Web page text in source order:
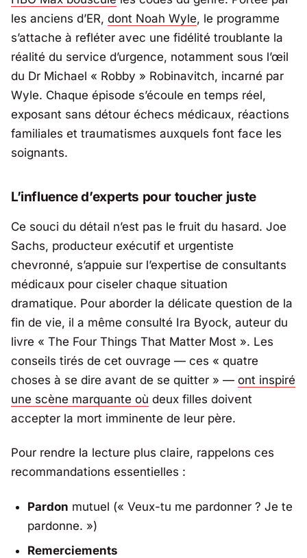
les anciens d’ER, dont Noah Wyle, le programme
s’attache à refléter avec une fidélité troublante la
réalité du service d’urgence, notamment sous l’œil
du Dr Michael « Robby » Robinavitch, incarné par
Wyle. Chaque épisode s’écoule en temps réel,
exposant sans détour échecs médicaux, réactions
familiales et traumatismes auxquels font face les
soignants.
L’influence d’experts pour toucher juste
Ce souci du détail n’est pas le fruit du hasard. Joe
Sachs, producteur exécutif et urgentiste
chevronné, s’appuie sur l’expertise de consultants
médicaux pour ciseler chaque situation
dramatique. Pour aborder la délicate question de la
fin de vie, il a même consulté Ira Byock, auteur du
livre « The Four Things That Matter Most ». Les
conseils tirés de cet ouvrage — ces « quatre
choses à se dire avant de se quitter » — ont inspiré
une scène marquante où deux filles doivent
accepter la mort imminente de leur père.
Pour rendre la lecture plus claire, rappelons ces
recommandations essentielles :
Pardon mutuel (« Veux-tu me pardonner ? Je te
pardonne. »)
Remerciements